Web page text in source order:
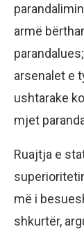
armë
arsenalet e
ushtarake
mjet
Ruajtja e
më i
shkurtër,